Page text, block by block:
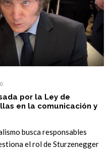
por la Ley de
en la comunicación y
busca responsables
el rol de Sturzenegger